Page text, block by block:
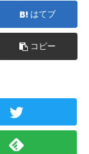
はてブ
コピー